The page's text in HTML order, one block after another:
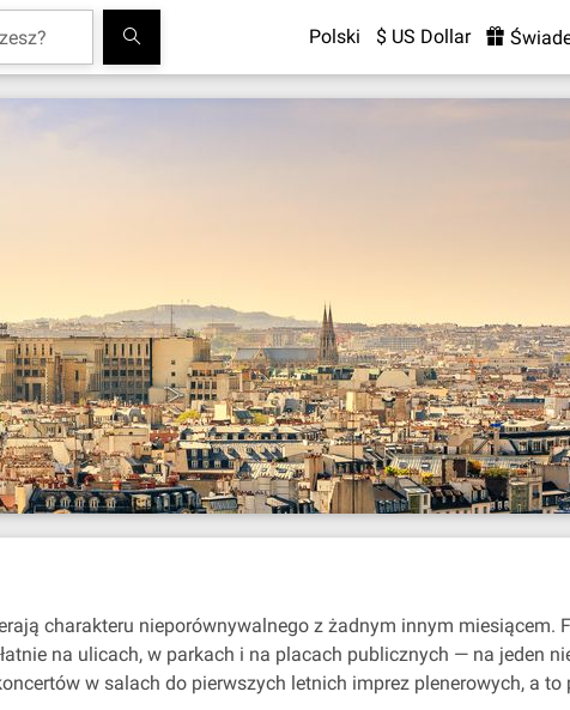
Polski $ US Dollar
charakteru nieporównywalnego z żadnym innym miesiącem.
na ulicach, w parkach i na placach publicznych — na jeden
w salach do pierwszych letnich imprez plenerowych, a to